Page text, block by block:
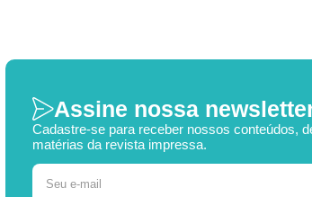
Assine nossa
Cadastre-se para receber nossos conteúdos,
matérias da revista impressa.